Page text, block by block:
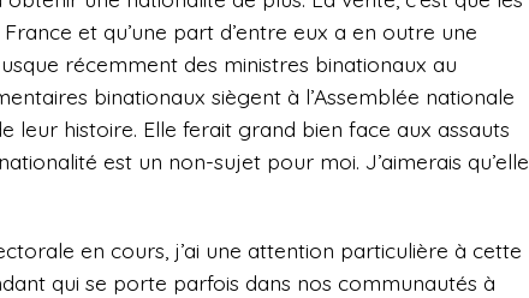
et qu’une part d’entre eux a en outre une
récemment des ministres binationaux au
binationaux siègent à l’Assemblée nationale
leur histoire. Elle ferait grand bien face aux assauts
est un non-sujet pour moi. J’aimerais qu’elle
en cours, j’ai une attention particulière à cette
qui se porte parfois dans nos communautés à